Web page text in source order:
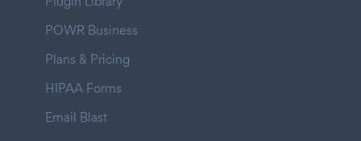
POWR Business
Plans & Pricing
HIPAA Forms
Email Blast